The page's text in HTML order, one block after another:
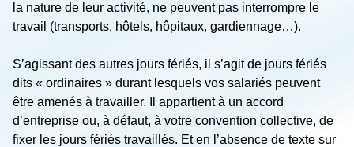
la nature de leur activité, ne peuvent pas interrompre le
travail (transports, hôtels, hôpitaux, gardiennage…).
S’agissant des autres jours fériés, il s’agit de jours fériés
dits « ordinaires » durant lesquels vos salariés peuvent
être amenés à travailler. Il appartient à un accord
d’entreprise ou, à défaut, à votre convention collective, de
fixer les jours fériés travaillés. Et en l’absence de texte sur